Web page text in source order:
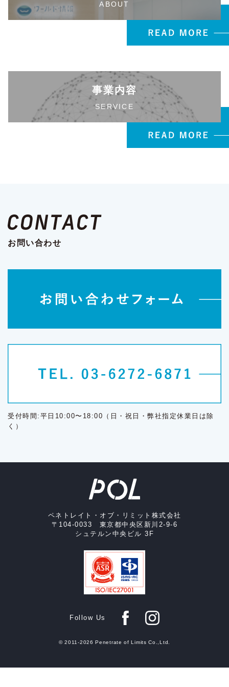
ABOUT
事業内容
SERVICE
お問い合わせ
受付時間:平日10:00〜18:00（日・祝日・弊社指定休業日は除
く）
ペネトレイト・オブ・リミット株式会社
〒104-0033 東京都中央区新川2-9-6
シュテルン中央ビル 3F
Follow Us
© 2011-2026 Penetrate of Limits Co.,Ltd.